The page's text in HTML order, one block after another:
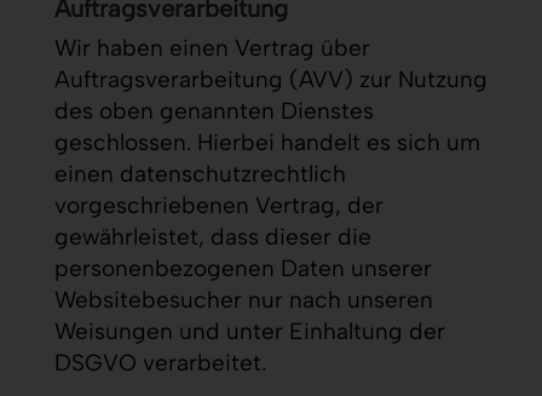
Auftragsverarbeitung
Wir haben einen Vertrag über
Auftragsverarbeitung (AVV) zur Nutzung
des oben genannten Dienstes
geschlossen. Hierbei handelt es sich um
einen datenschutzrechtlich
vorgeschriebenen Vertrag, der
gewährleistet, dass dieser die
personenbezogenen Daten unserer
Websitebesucher nur nach unseren
Weisungen und unter Einhaltung der
DSGVO verarbeitet.